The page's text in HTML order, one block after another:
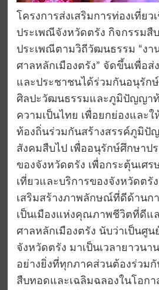
โครงการส่งเสริมการท่องเที่ย
ประเพณีจังหวัดตรัง กิจกรรมสื
ประเพณีตามวิถีวัฒนธรรม “งา
ศาลหลักเมืองตรัง” จัดขึ้นเพื่อส่
และประชาชนได้ร่วมกันอนุรัก
ศิลปะวัฒนธรรมและภูมิปัญญา
ความเป็นไทย เพื่อยกย่องและ
ท้องถิ่นร่วมกันสร้างสรรค์ภูมิปั
สังคมสืบไป เพื่ออนุรักษ์ศึกษา
ของจังหวัดตรัง เพื่อกระตุ้นเศ
เที่ยวและบริการของจังหวัดตรั
เสริมสร้างภาพลักษณ์ที่ดีด้านก
เป็นเมืองแห่งคุณภาพชีวิตที่ดีแ
ศาลหลักเมืองตรัง นับว่าเป็นศู
จังหวัดตรัง มาเป็นเวลายาวนา
อย่างยิ่งที่ทุกภาคส่วนต้องร่วม
สืบทอดและเฉลิมฉลองในโอกา